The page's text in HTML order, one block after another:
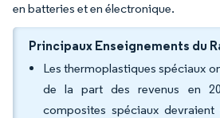
en batteries et en électronique.
Principaux Enseignements du
Les thermoplastiques spéciaux
de la part des revenus en
composites spéciaux